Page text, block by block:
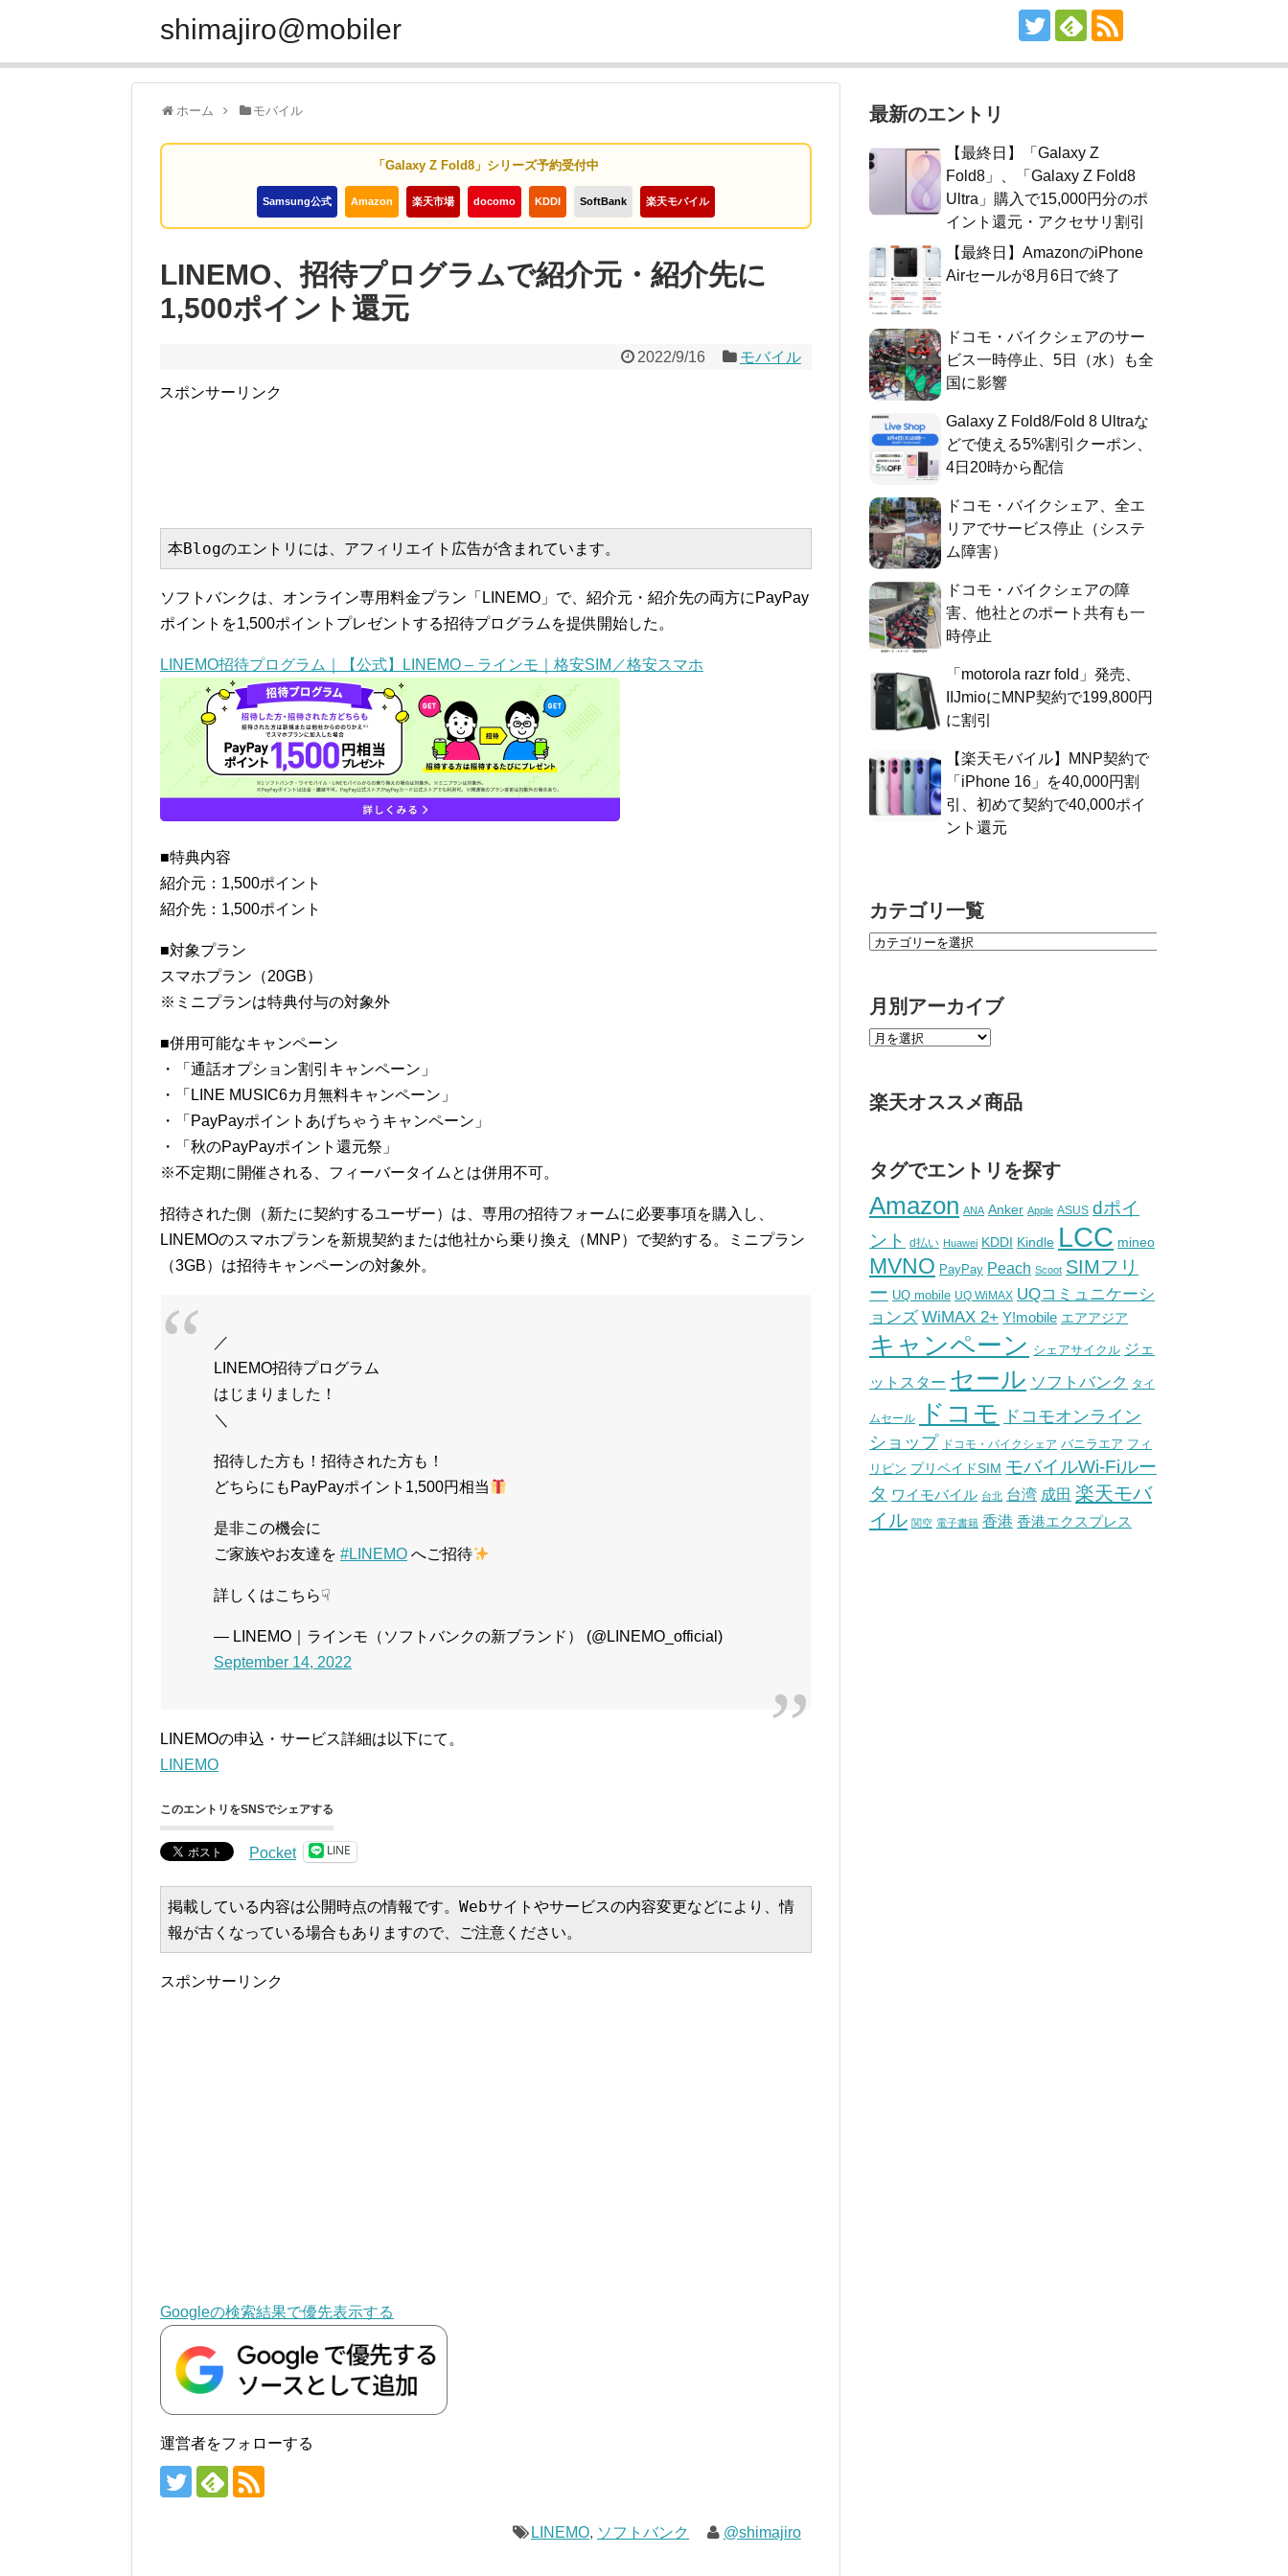
shimajiro@mobiler
ホーム モバイル
「Galaxy Z Fold8」シリーズ予約受付中
Samsung公式 Amazon 楽天市場 docomo KDDI SoftBank 楽天モバイル
LINEMO、招待プログラムで紹介元・紹介先に
1,500ポイント還元
2022/9/16 モバイル
スポンサーリンク
本Blogのエントリには、アフィリエイト広告が含まれています。
ソフトバンクは、オンライン専用料金プラン「LINEMO」で、紹介元・紹介先の両方にPayPay
ポイントを1,500ポイントプレゼントする招待プログラムを提供開始した。
LINEMO招待プログラム｜【公式】LINEMO – ラインモ｜格安SIM／格安スマホ
■特典内容
紹介元：1,500ポイント
紹介先：1,500ポイント
■対象プラン
スマホプラン（20GB）
※ミニプランは特典付与の対象外
■併用可能なキャンペーン
・「通話オプション割引キャンペーン」
・「LINE MUSIC6カ月無料キャンペーン」
・「PayPayポイントあげちゃうキャンペーン」
・「秋のPayPayポイント還元祭」
※不定期に開催される、フィーバータイムとは併用不可。
招待された側（新たに契約するユーザー）は、専用の招待フォームに必要事項を購入し、
LINEMOのスマホプランを新規契約または他社から乗り換え（MNP）で契約する。ミニプラン
（3GB）は招待キャンペーンの対象外。
／
LINEMO招待プログラム
はじまりました！
＼
招待した方も！招待された方も！
どちらにもPayPayポイント1,500円相当
是非この機会に
ご家族やお友達を #LINEMO へご招待
詳しくはこちら☟
— LINEMO｜ラインモ（ソフトバンクの新ブランド） (@LINEMO_official)
September 14, 2022
LINEMOの申込・サービス詳細は以下にて。
LINEMO
このエントリをSNSでシェアする
Pocket LINE
掲載している内容は公開時点の情報です。Webサイトやサービスの内容変更などにより、情
報が古くなっている場合もありますので、ご注意ください。
スポンサーリンク
Googleの検索結果で優先表示する
運営者をフォローする
LINEMO, ソフトバンク @shimajiro
最新のエントリ
【最終日】「Galaxy Z
Fold8」、「Galaxy Z Fold8
Ultra」購入で15,000円分のポ
イント還元・アクセサリ割引
【最終日】AmazonのiPhone
Airセールが8月6日で終了
ドコモ・バイクシェアのサー
ビス一時停止、5日（水）も全
国に影響
Galaxy Z Fold8/Fold 8 Ultraな
どで使える5%割引クーポン、
4日20時から配信
ドコモ・バイクシェア、全エ
リアでサービス停止（システ
ム障害）
ドコモ・バイクシェアの障
害、他社とのポート共有も一
時停止
「motorola razr fold」発売、
IIJmioにMNP契約で199,800円
に割引
【楽天モバイル】MNP契約で
「iPhone 16」を40,000円割
引、初めて契約で40,000ポイ
ント還元
カテゴリ一覧
月別アーカイブ
楽天オススメ商品
タグでエントリを探す
Amazon ANA Anker Apple ASUS dポイ
ント
d払い Huawei KDDI Kindle LCC mineo
MVNO PayPay Peach Scoot SIMフリ
ー UQ mobile UQ WiMAX UQコミュニケーシ
ョンズ WiMAX 2+ Y!mobile エアアジア
キャンペーン シェアサイクル ジェ
ットスター セール ソフトバンク タイ
ムセール ドコモ
ドコモオンライン
ショップ ドコモ・バイクシェア バニラエア フィ
リピン プリペイドSIM モバイルWi-Fiルー
タ ワイモバイル 台北 台湾 成田 楽天モバ
イル 関空 電子書籍 香港 香港エクスプレス